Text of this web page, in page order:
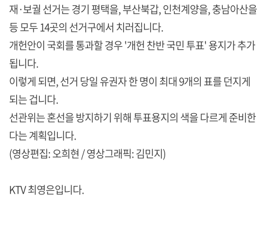
재·보궐 선거는 경기 평택을, 부산북갑, 인천계양을, 충남아산을
등 모두 14곳의 선거구에서 치러집니다.
개헌안이 국회를 통과할 경우 '개헌 찬반 국민 투표' 용지가 추가
됩니다.
이렇게 되면, 선거 당일 유권자 한 명이 최대 9개의 표를 던지게
되는 겁니다.
선관위는 혼선을 방지하기 위해 투표용지의 색을 다르게 준비한
다는 계획입니다.
(영상편집: 오희현 / 영상그래픽: 김민지)
KTV 최영은입니다.